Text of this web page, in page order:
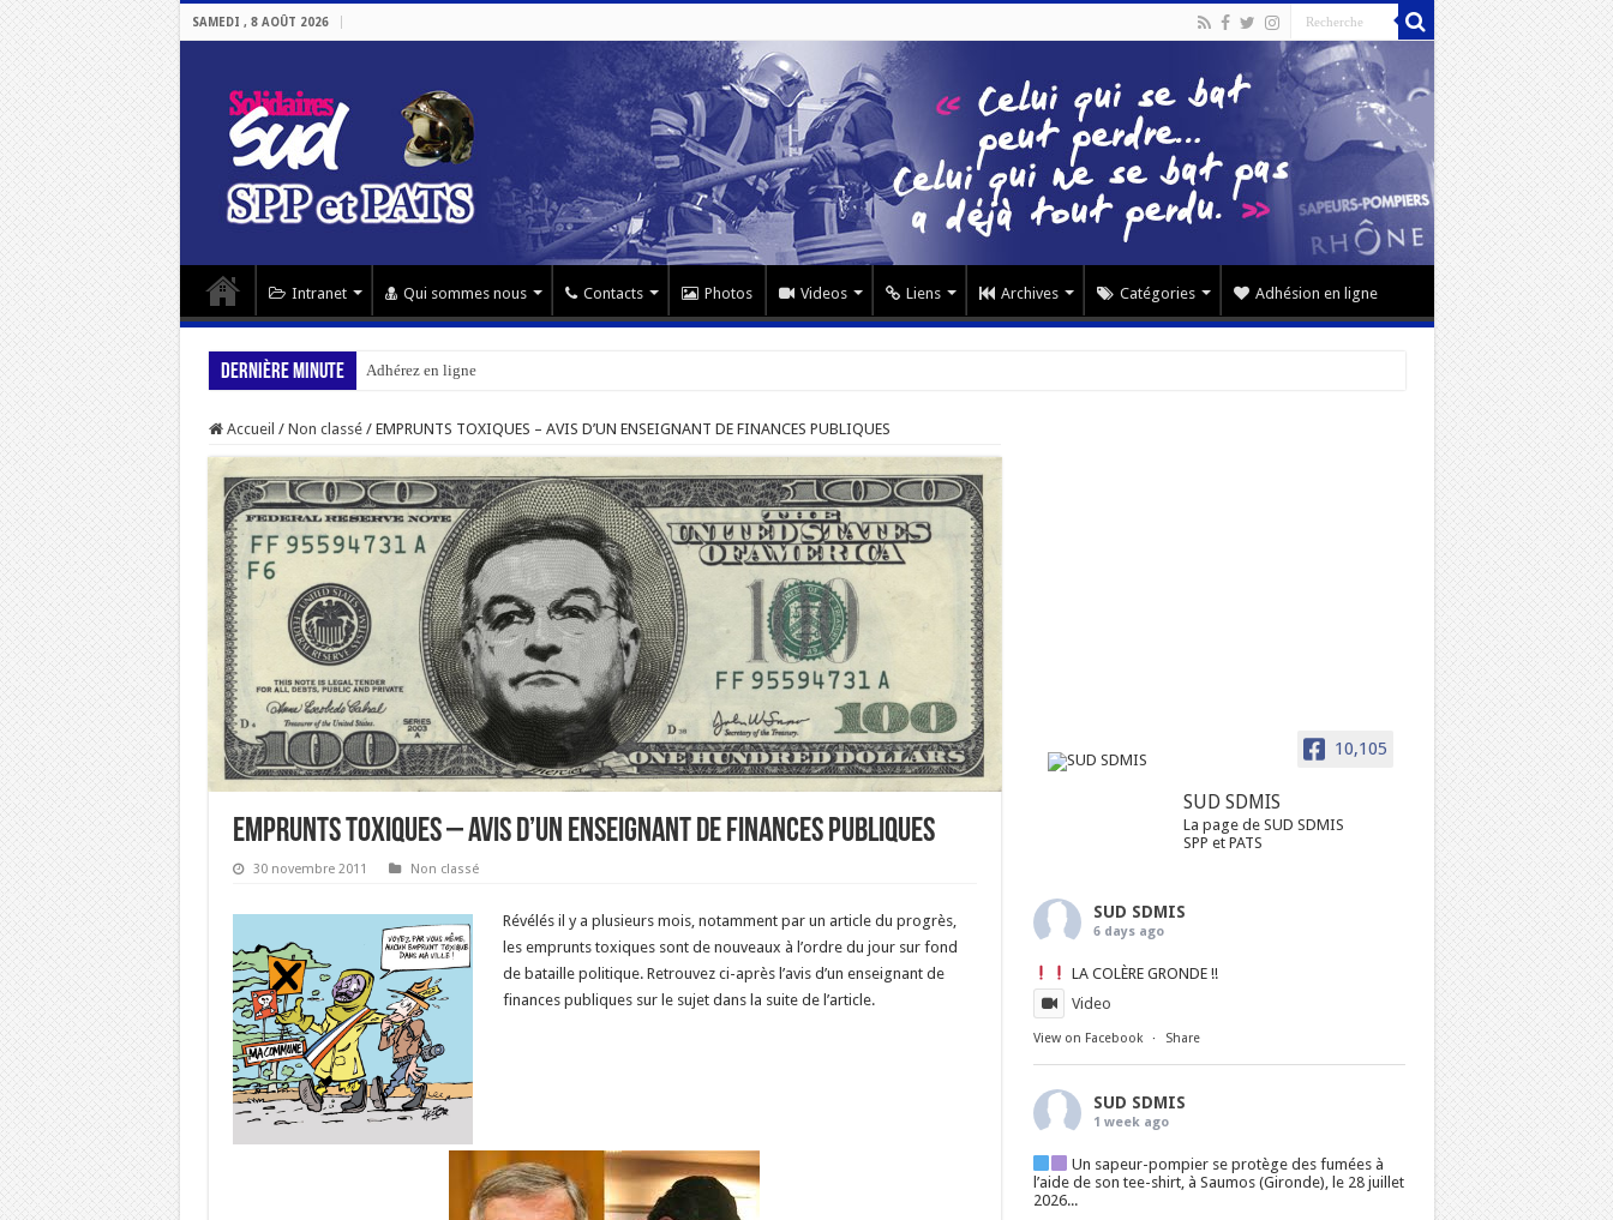
SAMEDI , 8 AOÛT 2026
Intranet Qui sommes nous Contacts Photos Videos Liens Archives Catégories Adhésion en ligne
Dernière minute Adhérez en ligne
Accueil / Non classé / EMPRUNTS TOXIQUES – AVIS D’UN ENSEIGNANT DE FINANCES PUBLIQUES
EMPRUNTS TOXIQUES – AVIS D’UN ENSEIGNANT DE FINANCES PUBLIQUES
30 novembre 2011 Non classé
Révélés il y a plusieurs mois, notamment par un article du progrès,
les emprunts toxiques sont de nouveaux à l’ordre du jour sur fond
de bataille politique. Retrouvez ci-après l’avis d’un enseignant de
finances publiques sur le sujet dans la suite de l’article.
10,105
SUD SDMIS
La page de SUD SDMIS
SPP et PATS
SUD SDMIS
6 days ago
LA COLÈRE GRONDE !!
Video
View on Facebook · Share
SUD SDMIS
1 week ago
Un sapeur-pompier se protège des fumées à
l’aide de son tee-shirt, à Saumos (Gironde), le 28 juillet
2026...